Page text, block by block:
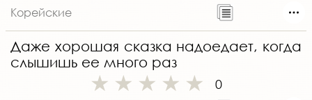
Корейские
Даже хорошая сказка надоедает, когда
слышишь ее много раз
0